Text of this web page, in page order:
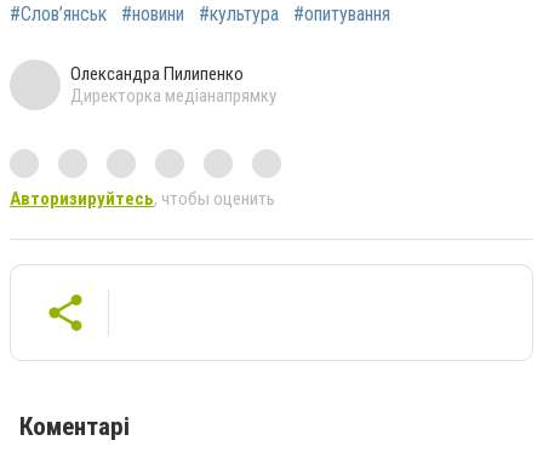
#Слов’янськ #новини #культура #опитування
Олександра Пилипенко
Директорка медіанапрямку
Авторизируйтесь, чтобы оценить
Коментарі